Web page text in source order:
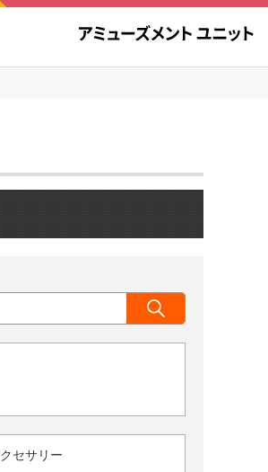
セサリー